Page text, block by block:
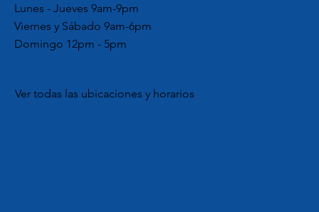
Lunes - Jueves 9am-9pm
Viernes y Sábado 9am-6pm
Domingo 12pm - 5pm
Ver todas las ubicaciones y horarios